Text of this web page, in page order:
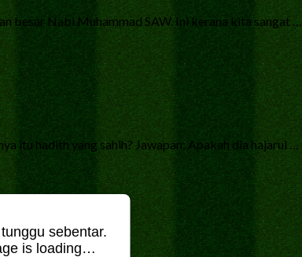
besar Nabi Muhammad SAW. Ini kerana kita sangat …
itu hadith yang sahih? Jawapan: Apakah dia hajarul …
sebentar.
is loading…